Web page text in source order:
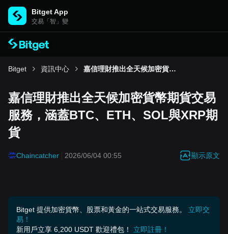
Bitget App
交易「智」變
Bitget 資訊中心 嘉信理財推出全天候加密貨幣期貨交易服務，涵蓋BTC、ETH、SOL與XRP期貨
嘉信理財推出全天候加密貨幣期貨交易
服務，涵蓋BTC、ETH、SOL與XRP期
貨
Chaincatcher 2026/06/04 00:55 顯示原文
Bitget 提供加密貨幣、股票和黃金的一站式交易服務。
立即交
易！
新用戶立享 6,200 USDT 歡迎禮包！
立即註冊！